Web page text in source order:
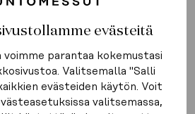
evästeitä
voimme parantaa kokemustasi
Valitsemalla "Salli
evästeiden käytön. Voit
valitsemassa,